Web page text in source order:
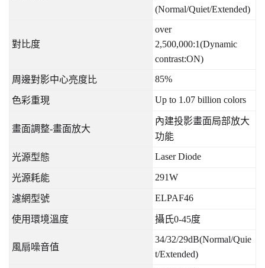
(Normal/Quiet/Extended)
對比度
over
2,500,000:1(Dynamic
contrast:ON)
周邊對影中心亮度比 85%
色彩重現 Up to 1.07 billion colors
畫面調整-畫面放大
內建投影畫面局部放大
功能
光源型態 Laser Diode
光源耗能 291W
濾網型號 ELPAF46
使用環境溫度 攝氏0-45度
風扇噪音值
34/32/29dB(Normal/Quie
t/Extended)